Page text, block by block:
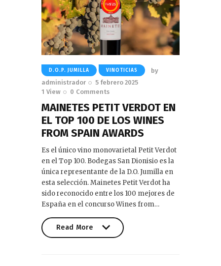
D.O.P. JUMILLA VINOTICIAS
by
administrador
5 febrero 2025
1 View 0 Comments
MAINETES PETIT VERDOT EN
EL TOP 100 DE LOS WINES
FROM SPAIN AWARDS
Es el único vino monovarietal Petit Verdot
en el Top 100. Bodegas San Dionisio es la
única representante de la D.O. Jumilla en
esta selección. Mainetes Petit Verdot ha
sido reconocido entre los 100 mejores de
España en el concurso Wines from…
Read More